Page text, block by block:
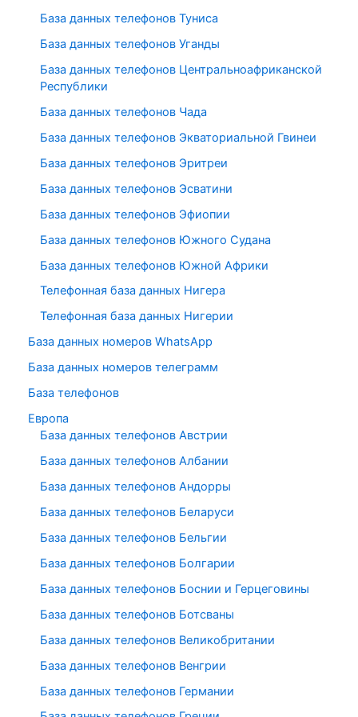
База данных телефонов Туниса
База данных телефонов Уганды
База данных телефонов Центральноафриканской
Республики
База данных телефонов Чада
База данных телефонов Экваториальной Гвинеи
База данных телефонов Эритреи
База данных телефонов Эсватини
База данных телефонов Эфиопии
База данных телефонов Южного Судана
База данных телефонов Южной Африки
Телефонная база данных Нигера
Телефонная база данных Нигерии
База данных номеров WhatsApp
База данных номеров телеграмм
База телефонов
Европа
База данных телефонов Австрии
База данных телефонов Албании
База данных телефонов Андорры
База данных телефонов Беларуси
База данных телефонов Бельгии
База данных телефонов Болгарии
База данных телефонов Боснии и Герцеговины
База данных телефонов Ботсваны
База данных телефонов Великобритании
База данных телефонов Венгрии
База данных телефонов Германии